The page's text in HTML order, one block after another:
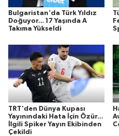
Bulgaristan'da Türk Yıldız
Doğuyor... 17 Yaşında A
Takıma Yükseldi
TRT'den Dünya Kupası
Yayınındaki Hata İçin Özür...
İlgili Spiker Yayın Ekibinden
Çekildi